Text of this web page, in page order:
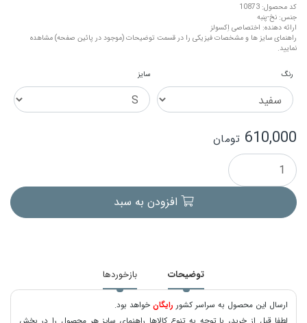
کد محصول: 10873
جنس: نخ-پنبه
ارائه دهنده: اختصاصی اِکسولز
راهنمای سایز ها و مشخصات فیزیکی را در قسمت توضیحات (موجود در پائین صفحه) مشاهده
نمایید.
رنگ سایز
610,000 تومان
افزودن به سبد
توضیحات بازخوردها
ارسال این محصول به سراسر کشور رایگانخواهد بود.